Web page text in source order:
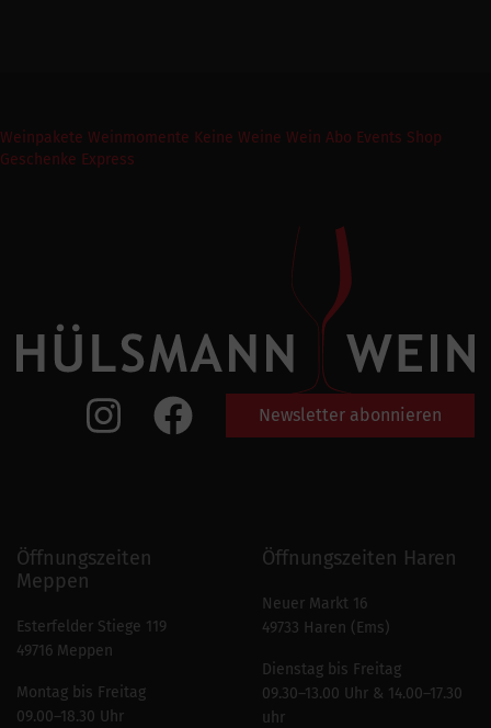
Weinpakete Weinmomente Keine Weine Wein Abo Events Shop
Geschenke Express
Newsletter abonnieren
Öffnungszeiten
Meppen
Esterfelder Stiege 119
49716 Meppen
Montag bis Freitag
09.00–18.30 Uhr
Öffnungszeiten Haren
Neuer Markt 16
49733 Haren (Ems)
Dienstag bis Freitag
09.30–13.00 Uhr & 14.00–17.30
uhr